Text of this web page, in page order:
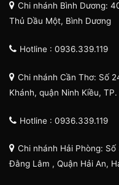
Chi nhánh Bình Dương:
Thủ Dầu Một, Bình Dương
Hotline : 0936.339.119
Chi nhánh Cần Thơ: Số
Khánh, quận Ninh Kiều,
Hotline : 0936.339.119
Chi nhánh Hải Phòng:
Đằng Lâm , Quận Hải An,